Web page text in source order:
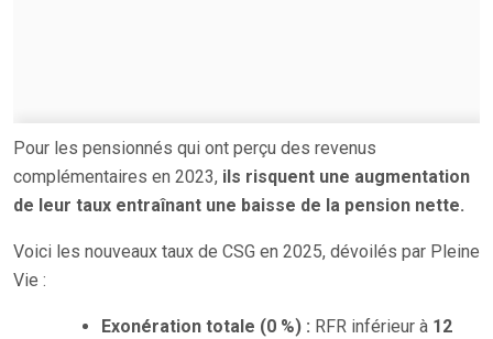
Pour les pensionnés qui ont perçu des revenus
complémentaires en 2023, ils risquent une augmentation
de leur taux entraînant une baisse de la pension nette.
Voici les nouveaux taux de CSG en 2025, dévoilés par Pleine
Vie :
Exonération totale (0 %) : RFR inférieur à 12